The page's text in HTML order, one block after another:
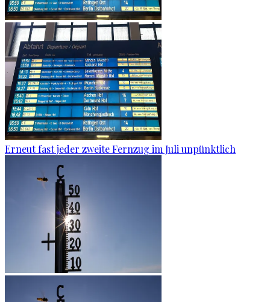
Erneut fast jeder zweite Fernzug im Juli unpünktlich